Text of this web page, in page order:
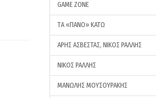
GAME ZONE
ΤA «ΠΑΝΟ» ΚΑΤΩ
ΑΡΗΣ ΑΣΒΕΣΤΑΣ, ΝΙΚΟΣ ΡΑΛΛΗΣ
ΝΙΚΟΣ ΡΑΛΛΗΣ
ΜΑΝΩΛΗΣ ΜΟΥΣΟΥΡΑΚΗΣ